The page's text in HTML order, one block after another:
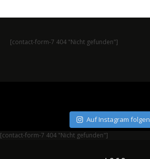
[contact-form-7 404 "Nicht gefunden"]
Auf Instagram folgen
[contact-form-7 404 "Nicht gefunden"]